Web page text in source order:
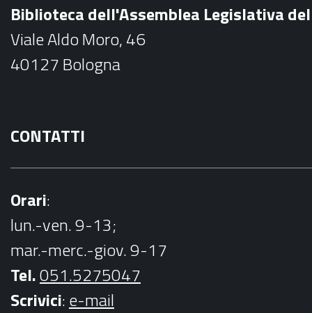
o
k
Biblioteca dell'Assemblea Legislativa
Viale Aldo Moro, 46
40127 Bologna
CONTATTI
Orari:
lun.-ven. 9-13;
mar.-merc.-giov. 9-17
Tel.051.5275047
Scrivici:e-mail